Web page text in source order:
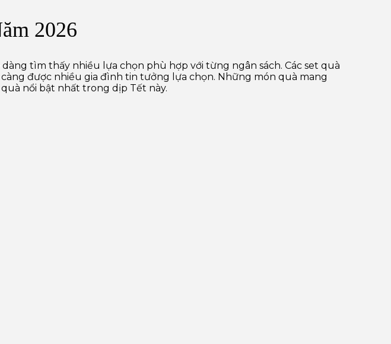
2026
tìm thấy nhiều lựa chọn phù hợp với từng ngân sách. Các set quà
được nhiều gia đình tin tưởng lựa chọn. Những món quà mang
nổi bật nhất trong dịp Tết này.